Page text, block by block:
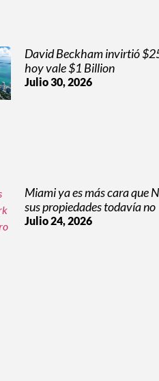
David Beckham invirtió
hoy vale $1 Billion
Julio 30, 2026
Miami ya es más cara que
sus propiedades todavía no
Julio 24, 2026